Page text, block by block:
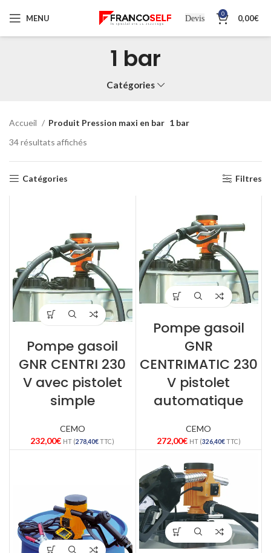
MENU Devis 0 0,00€
1 bar
Catégories
Accueil Produit Pression maxi en bar 1 bar
34 résultats affichés
Catégories Filtres
Pompe gasoil
GNR CENTRI 230
V avec pistolet
simple
CEMO
232,00€ HT (278,40€TTC)
Pompe gasoil
GNR
CENTRIMATIC 230
V pistolet
automatique
CEMO
272,00€ HT (326,40€TTC)